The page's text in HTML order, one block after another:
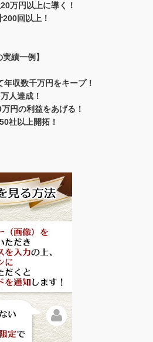
万円以上に導く！
回以上！
績一例】
収数千万円をキープ！
人達成！
円の利益をあげる！
社以上開拓！